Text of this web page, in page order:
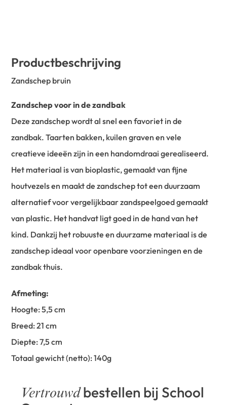
Productbeschrijving
Zandschep bruin
Zandschep voor in de zandbak
Deze zandschep wordt al snel een favoriet in de
zandbak. Taarten bakken, kuilen graven en vele
creatieve ideeën zijn in een handomdraai gerealiseerd.
Het materiaal is van bioplastic, gemaakt van fijne
houtvezels en maakt de zandschep tot een duurzaam
alternatief voor vergelijkbaar zandspeelgoed gemaakt
van plastic. Het handvat ligt goed in de hand van het
kind. Dankzij het robuuste en duurzame materiaal is de
zandschep ideaal voor openbare voorzieningen en de
zandbak thuis.
Afmeting:
Hoogte: 5,5 cm
Breed: 21 cm
Diepte: 7,5 cm
Totaal gewicht (netto): 140g
Vertrouwdbestellen bij School